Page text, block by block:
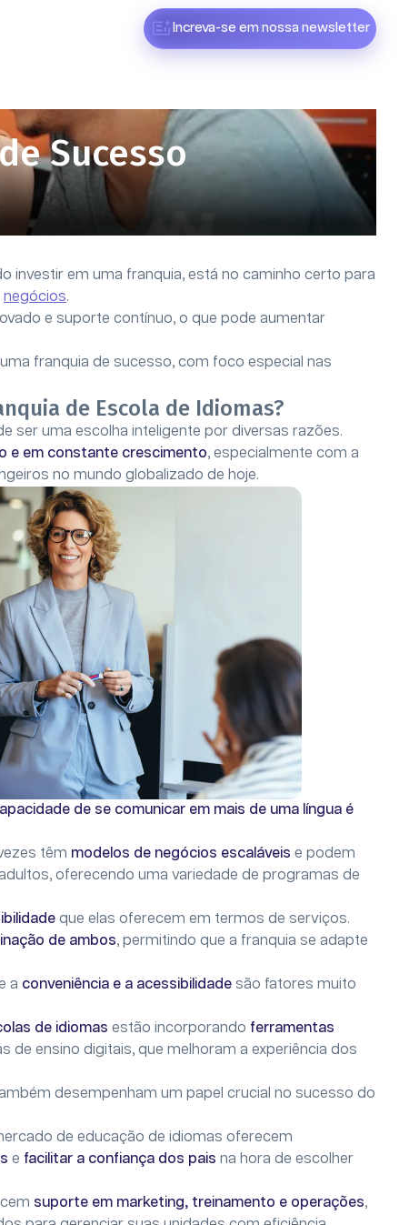
Increva-se em nossa newsletter
Sucesso
investir em uma franquia, está no caminho certo para
negócios.
e suporte contínuo, o que pode aumentar
franquia de sucesso, com foco especial nas
de Escola de Idiomas?
ser uma escolha inteligente por diversas razões.
e em constante crescimento, especialmente com a
no mundo globalizado de hoje.
de se comunicar em mais de uma língua é
têm modelos de negócios escaláveis e podem
oferecendo uma variedade de programas de
que elas oferecem em termos de serviços.
de ambos, permitindo que a franquia se adapte
a conveniência e a acessibilidade são fatores muito
de idiomas estão incorporando ferramentas
de ensino digitais, que melhoram a experiência dos
desempenham um papel crucial no sucesso do
de educação de idiomas oferecem
e facilitar a confiança dos pais na hora de escolher
suporte em marketing, treinamento e operações,